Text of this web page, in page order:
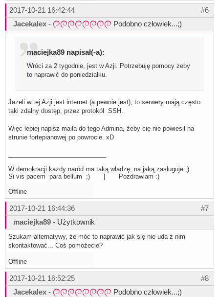
#6
2017-10-21 16:42:44
Jacekalex - Podobno człowiek...;)
maciejka89 napisał(-a):
Wróci za 2 tygodnie, jest w Azji. Potrzebuję pomocy żeby
to naprawić do poniedziałku.
Jeżeli w tej Azji jest internet (a pewnie jest), to serwery mają często
taki zdalny dostęp, przez protokół SSH.
Więc lepiej napisz maila do tego Admina, żeby cię nie powiesił na
strunie fortepianowej po powrocie. xD
W demokracji każdy naród ma taką władzę, na jaką zasługuje ;)
Si vis pacem para bellum ;) | Pozdrawiam :)
Offline
#7
2017-10-21 16:44:36
maciejka89 - Użytkownik
Szukam alternatywy, że móc to naprawić jak się nie uda z nim
skontaktować... Coś pomożecie?
Offline
#8
2017-10-21 16:52:25
Jacekalex - Podobno człowiek...;)